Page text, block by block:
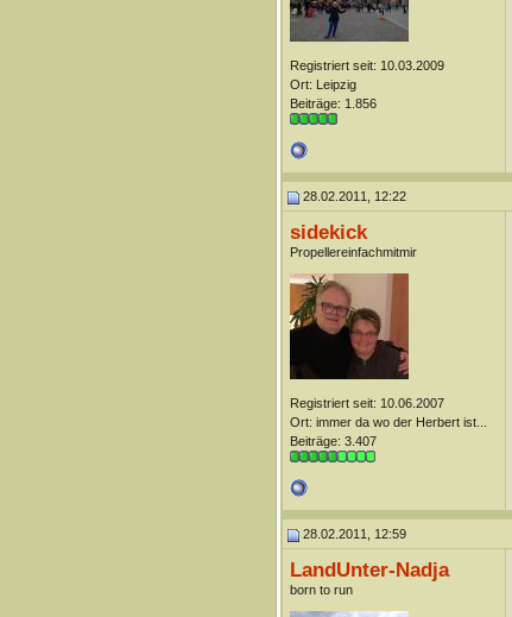
Registriert seit: 10.03.2009
Ort: Leipzig
Beiträge: 1.856
28.02.2011, 12:22
sidekick
Propellereinfachmitmir
Registriert seit: 10.06.2007
Ort: immer da wo der Herbert ist...
Beiträge: 3.407
28.02.2011, 12:59
LandUnter-Nadja
born to run